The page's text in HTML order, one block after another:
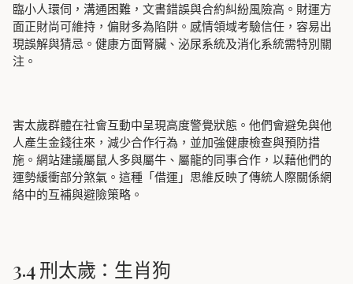
臨小人環伺，溝通困難，文書錯誤與合約糾紛風險高。財運方
面正財尚可維持，偏財多為陷阱。感情領域考驗信任，容易出
現誤解與猜忌。健康方面腎臟、泌尿系統及消化系統需特別關
注。
害太歲群體在社會互動中呈現高度警覺狀態。他們會避免與他
人產生金錢往來，減少合作行為，並加強健康檢查與預防措
施。網站建議屬鼠人多與屬牛、屬龍的同事合作，以藉他們的
運勢緩衝部分煞氣。這種「借運」思維反映了傳統人際關係網
絡中的互補與避險策略。
3.4 刑太歲：生肖狗